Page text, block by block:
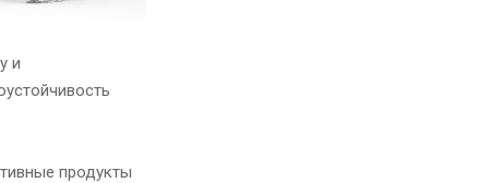
и
продукты